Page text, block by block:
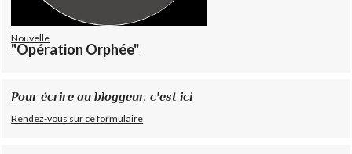
Nouvelle
"Opération Orphée"
Pour écrire au bloggeur, c'est ici
Rendez-vous sur ce formulaire